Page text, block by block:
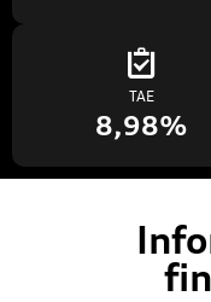
TAE
8,98%